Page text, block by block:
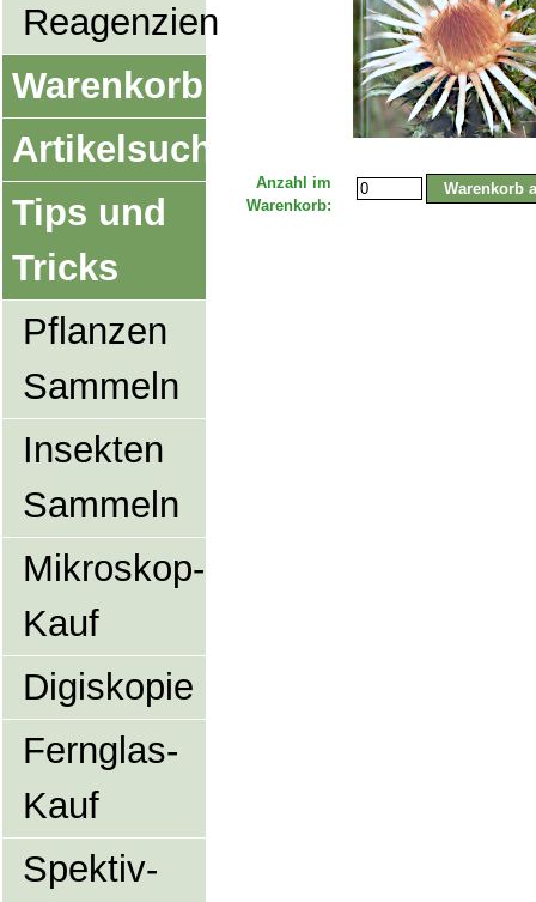
Reagenzien
Warenkorb
Artikelsuche
Tips und
Tricks
Pflanzen
Sammeln
Insekten
Sammeln
Mikroskop-
Kauf
Digiskopie
Fernglas-
Kauf
Spektiv-
Anzahl im
Warenkorb: